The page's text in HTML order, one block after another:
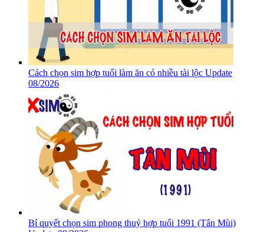
Cách chọn sim hợp tuổi làm ăn có nhiều tài lộc Update
08/2026
Bí quyết chọn sim phong thuỷ hợp tuổi 1991 (Tân Mùi)